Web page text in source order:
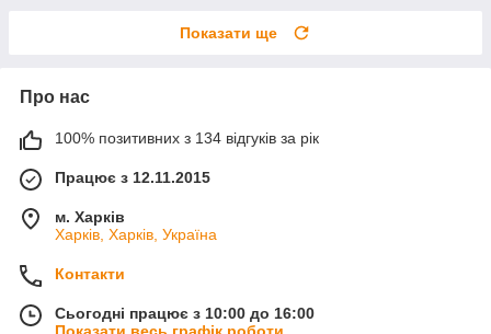
Показати ще
Про нас
100% позитивних з 134 відгуків за рік
Працює з 12.11.2015
м. Харків
Харків, Харків, Україна
Контакти
Сьогодні працює з 10:00 до 16:00
Показати весь графік роботи